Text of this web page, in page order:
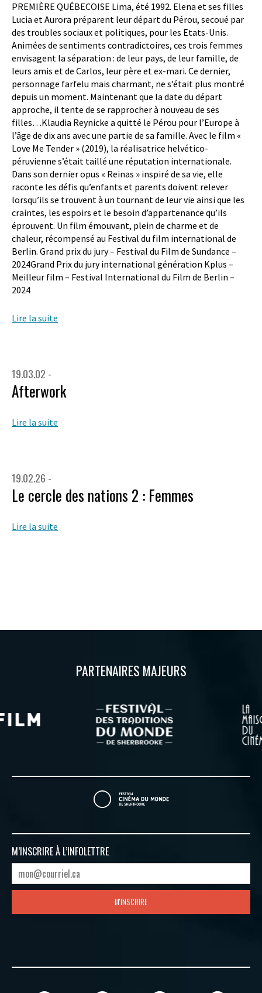
PREMIÈRE QUÉBECOISE Lima, été 1992. Elena et ses filles
Lucia et Aurora préparent leur départ du Pérou, secoué par
des troubles sociaux et politiques, pour les Etats-Unis.
Animées de sentiments contradictoires, ces trois femmes
envisagent la séparation : de leur pays, de leur famille, de
leurs amis et de Carlos, leur père et ex-mari. Ce dernier,
personnage farfelu mais charmant, ne s’était plus montré
depuis un moment. Maintenant que la date du départ
approche, il tente de se rapprocher à nouveau de ses
filles…Klaudia Reynicke a quitté le Pérou pour l’Europe à
l’âge de dix ans avec une partie de sa famille. Avec le film «
Love Me Tender » (2019), la réalisatrice helvético-
péruvienne s’était taillé une réputation internationale.
Dans son dernier opus « Reinas » inspiré de sa vie, elle
raconte les défis qu’enfants et parents doivent relever
lorsqu’ils se trouvent à un tournant de leur vie ainsi que les
craintes, les espoirs et le besoin d’appartenance qu’ils
éprouvent. Un film émouvant, plein de charme et de
chaleur, récompensé au Festival du film international de
Berlin. Grand prix du jury – Festival du Film de Sundance –
2024Grand Prix du jury international génération Kplus –
Meilleur film – Festival International du Film de Berlin –
2024
Lire la suite
19.03.02 -
Afterwork
Lire la suite
19.02.26 -
Le cercle des nations 2 : Femmes
Lire la suite
PARTENAIRES MAJEURS
M’INSCRIRE À L’INFOLETTRE
M'INSCRIRE